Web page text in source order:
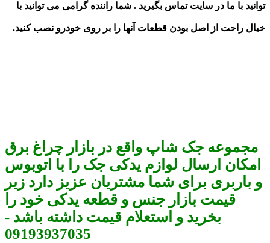
توانید با ما در سایت تماس بگیرید . شما راننده گرامی می توانید با
خیال راحت از اصل بودن قطعات آنها را بر روی خودرو نصب کنید.
مجموعه جک شاپ واقع در بازار چراغ برق
امکان ارسال لوازم یدکی جک را با اتوبوس
و باربری برای شما مشتریان عزیز دارد زیر
قیمت بازار جنس و قطعه یدکی خود را
بخرید و استعلام قیمت داشته باشد -
09193937035